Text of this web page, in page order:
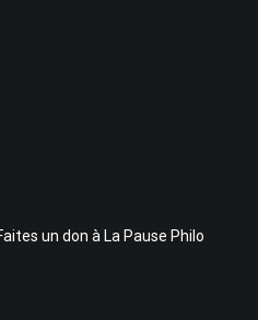
un don à La Pause Philo